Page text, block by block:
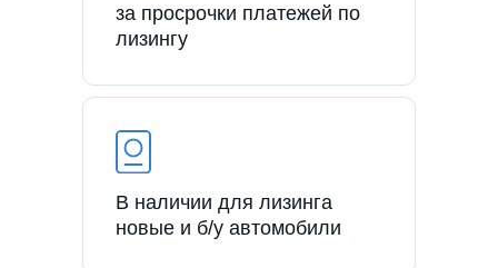
за просрочки платежей по
лизингу
В наличии для лизинга
новые и б/у автомобили